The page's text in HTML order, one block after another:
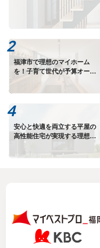
福津市で理想のマイホーム
を！子育て世代が予算オーバ
ーを防ぎ家族の未来を守る資
安心と快適を両立する平屋の
高性能住宅が実現する理想の
住まい